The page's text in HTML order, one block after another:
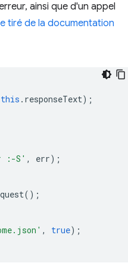
ainsi que d'un appel
tiré de la documentation
this . responseText);
:-S' , err);
();
, true);